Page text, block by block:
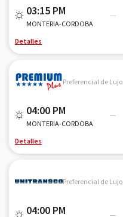
03:15 PM
MONTERIA-CORDOBA
Detalles
Preferencial de Lujo
04:00 PM
MONTERIA-CORDOBA
Detalles
Preferencial de Lujo
04:00 PM